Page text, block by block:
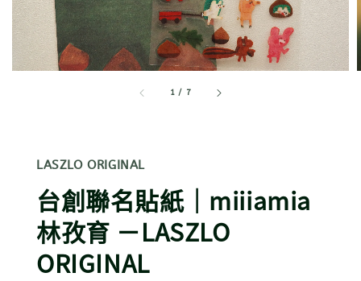
1 / 7
LASZLO ORIGINAL
台創聯名貼紙｜miiiamia
林孜育 －LASZLO
ORIGINAL